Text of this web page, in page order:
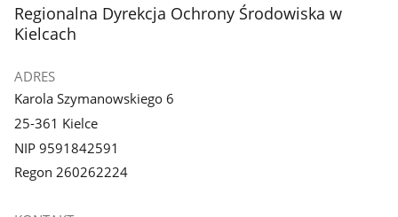
stopka
Regionalna Dyrekcja Ochrony Środowiska w
Kielcach
ADRES
Karola Szymanowskiego 6
25-361 Kielce
NIP 9591842591
Regon 260262224